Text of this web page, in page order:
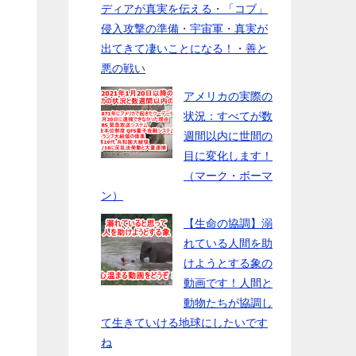
ディアが真実を伝える・「コブ」
侵入攻撃の準備・宇宙軍・真実が
出てきて凄いことになる！・善と
悪の戦い
アメリカの実際の
状況：すべてが数
週間以内に世間の
目に変化します！
（マーク・ボーマ
ン）
【生命の協調】溺
れている人間を助
けようとする象の
動画です！人間と
動物たちが協調し
て生きていける地球にしたいです
ね